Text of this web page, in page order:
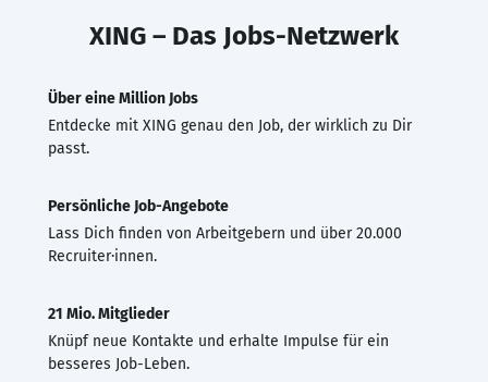
XING – Das Jobs-Netzwerk
Über eine Million Jobs
Entdecke mit XING genau den Job, der wirklich zu Dir
passt.
Persönliche Job-Angebote
Lass Dich finden von Arbeitgebern und über 20.000
Recruiter·innen.
21 Mio. Mitglieder
Knüpf neue Kontakte und erhalte Impulse für ein
besseres Job-Leben.